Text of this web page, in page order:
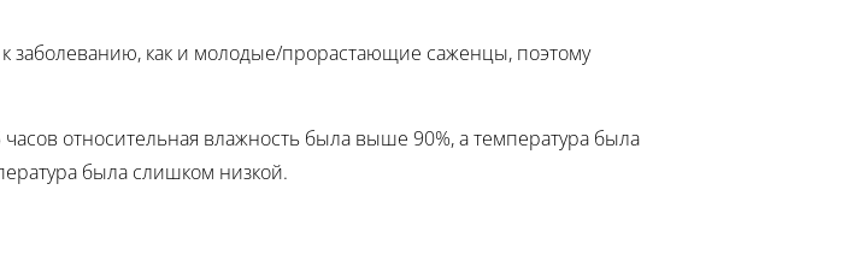
заболеванию, как и молодые/прорастающие саженцы, поэтому
относительная влажность была выше 90%, а температура была
была слишком низкой.